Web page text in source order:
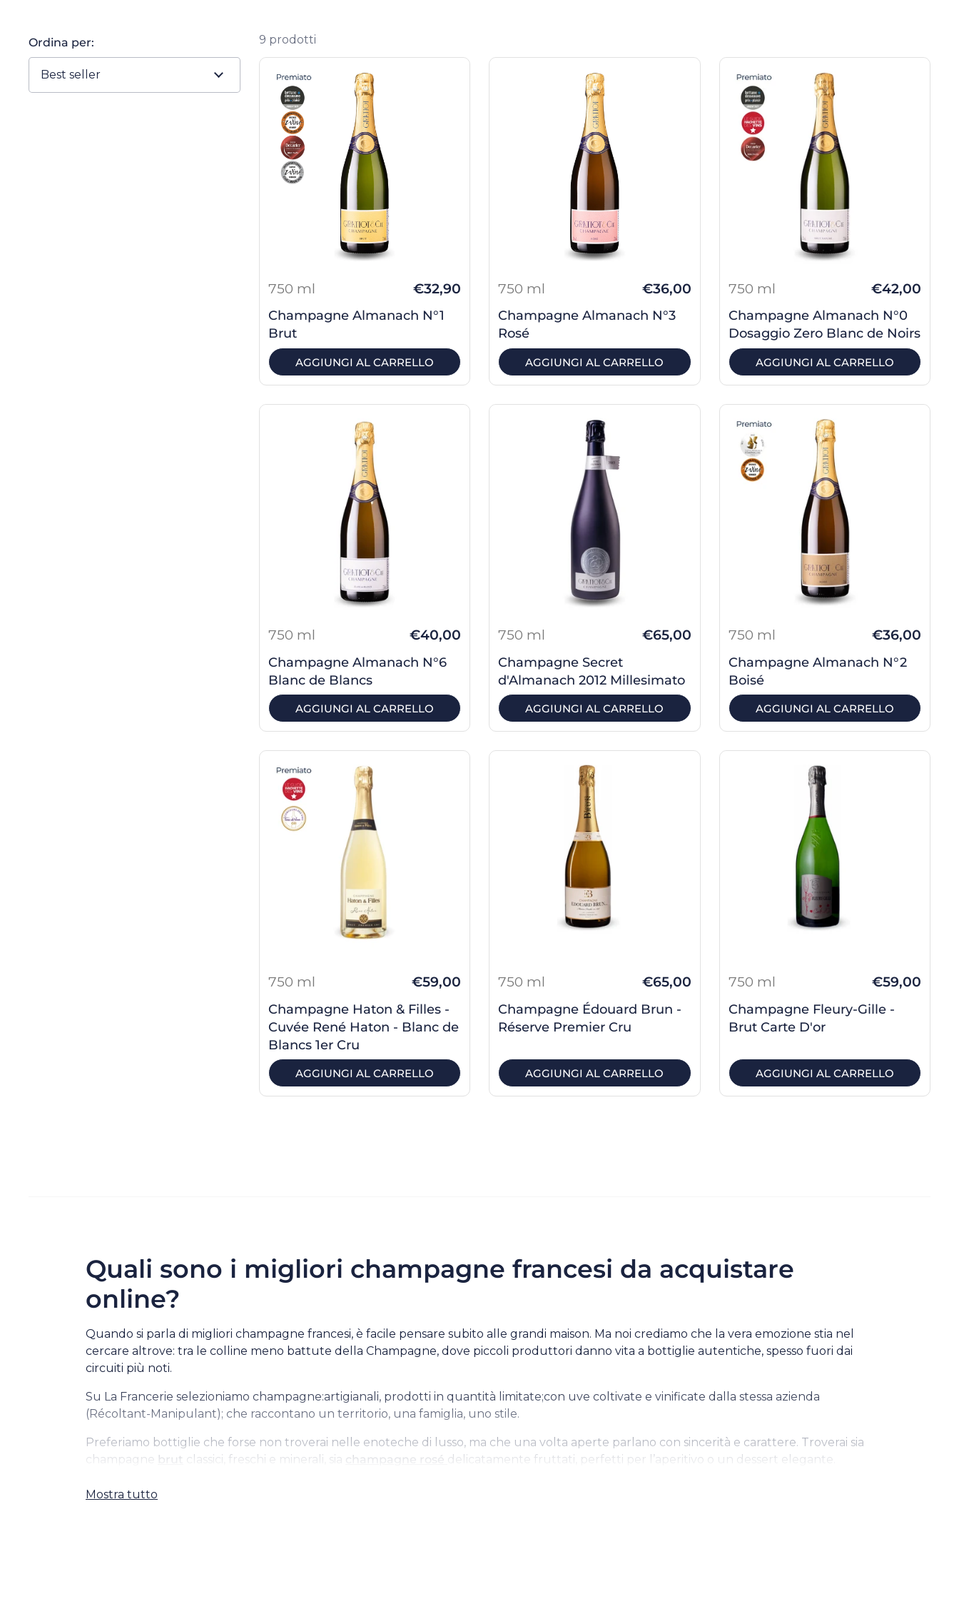
Ordina per: 9 prodotti
750 ml €32,90
Champagne Almanach N°1
Brut
AGGIUNGI AL CARRELLO
750 ml €36,00
Champagne Almanach N°3
Rosé
AGGIUNGI AL CARRELLO
750 ml €42,00
Champagne Almanach N°0
Dosaggio Zero Blanc de Noirs
AGGIUNGI AL CARRELLO
750 ml €40,00
Champagne Almanach N°6
Blanc de Blancs
AGGIUNGI AL CARRELLO
750 ml €65,00
Champagne Secret
d'Almanach 2012 Millesimato
AGGIUNGI AL CARRELLO
750 ml €36,00
Champagne Almanach N°2
Boisé
AGGIUNGI AL CARRELLO
750 ml €59,00
Champagne Haton & Filles -
Cuvée René Haton - Blanc de
Blancs 1er Cru
AGGIUNGI AL CARRELLO
750 ml €65,00
Champagne Édouard Brun -
Réserve Premier Cru
AGGIUNGI AL CARRELLO
750 ml €59,00
Champagne Fleury-Gille -
Brut Carte D'or
AGGIUNGI AL CARRELLO
Quali sono i migliori champagne francesi da acquistare
online?
Quando si parla di migliori champagne francesi, è facile pensare subito alle grandi maison. Ma noi crediamo che la vera emozione stia nel
cercare altrove: tra le colline meno battute della Champagne, dove piccoli produttori danno vita a bottiglie autentiche, spesso fuori dai
circuiti più noti.
Su La Francerie selezioniamo champagne:artigianali, prodotti in quantità limitate;con uve coltivate e vinificate dalla stessa azienda
(Récoltant-Manipulant); che raccontano un territorio, una famiglia, uno stile.
Preferiamo bottiglie che forse non troverai nelle enoteche di lusso, ma che una volta aperte parlano con sincerità e carattere. Troverai sia
champagne brut classici, freschi e minerali, sia champagne rosé delicatamente fruttati, perfetti per l’aperitivo o un dessert elegante.
Ogni bottiglia è scelta, degustata e descritta con cura. E se cerchi un consiglio, siamo sempre pronti a suggerirti il tuo prossimo brindisi
Mostra tutto